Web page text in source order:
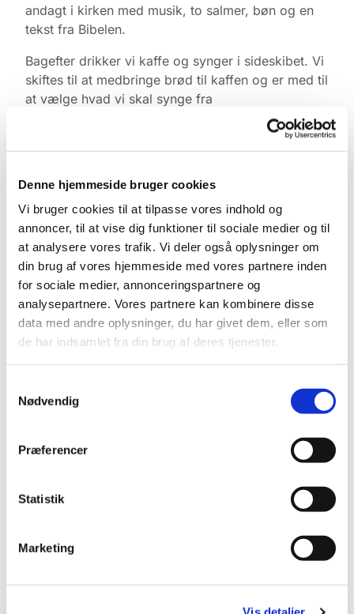
Denne hjemmeside bruger cookies
Vi bruger cookies til at tilpasse vores indhold og
annoncer, til at vise dig funktioner til sociale medier og til
at analysere vores trafik. Vi deler også oplysninger om
din brug af vores hjemmeside med vores partnere inden
for sociale medier, annonceringspartnere og
analysepartnere. Vores partnere kan kombinere disse
data med andre oplysninger, du har givet dem, eller som
de har indsamlet fra din brug af deres tjenester.
Nødvendig
Præferencer
Statistik
Marketing
andagt i kirken med musik, to salmer, bøn og en
tekst fra Bibelen.
Bagefter drikker vi kaffe og synger i sideskibet. Vi
skiftes til at medbringe brød til kaffen og er med til
at vælge hvad vi skal synge fra
Kontakt Lene Lyngbæk tlf. 2746-4540
Du vil måske også kunne